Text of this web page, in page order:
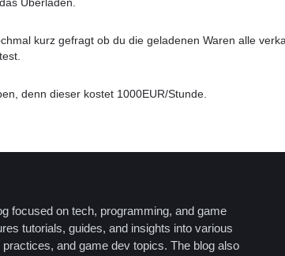
kurz gefragt ob du die geladenen Waren alle
denn dieser kostet 1000EUR/Stunde.
focused on tech, programming, and game
tutorials, guides, and insights into various
and game dev topics. The blog also